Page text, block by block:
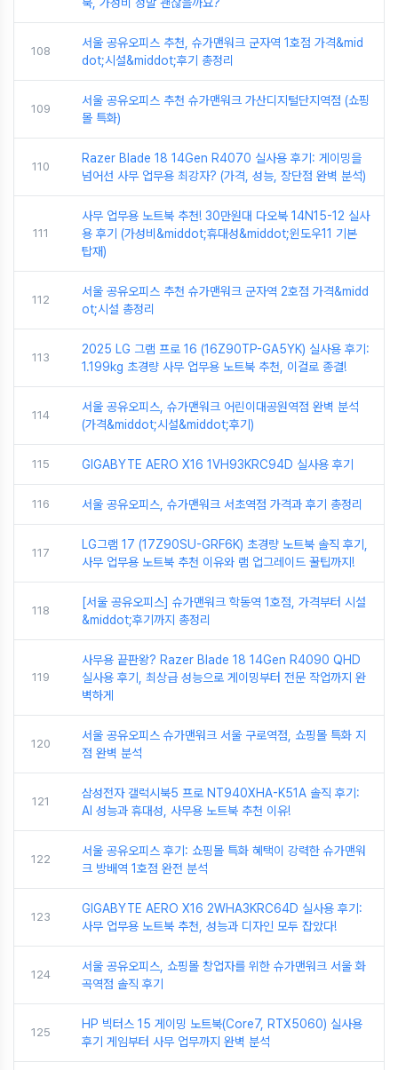
108
서울 공유오피스 추천, 슈가맨워크 군자역 1호점 가격&mid
dot;시설&middot;후기 총정리
109
서울 공유오피스 추천 슈가맨워크 가산디지털단지역점 (쇼핑
몰 특화)
110
Razer Blade 18 14Gen R4070 실사용 후기: 게이밍을
넘어선 사무 업무용 최강자? (가격, 성능, 장단점 완벽 분석)
111
사무 업무용 노트북 추천! 30만원대 다오북 14N15-12 실사
용 후기 (가성비&middot;휴대성&middot;윈도우11 기본
탑재)
112
서울 공유오피스 추천 슈가맨워크 군자역 2호점 가격&midd
ot;시설 총정리
113
2025 LG 그램 프로 16 (16Z90TP-GA5YK) 실사용 후기:
1.199kg 초경량 사무 업무용 노트북 추천, 이걸로 종결!
114
서울 공유오피스, 슈가맨워크 어린이대공원역점 완벽 분석
(가격&middot;시설&middot;후기)
115 GIGABYTE AERO X16 1VH93KRC94D 실사용 후기
116 서울 공유오피스, 슈가맨워크 서초역점 가격과 후기 총정리
117
LG그램 17 (17Z90SU-GRF6K) 초경량 노트북 솔직 후기,
사무 업무용 노트북 추천 이유와 램 업그레이드 꿀팁까지!
118
[서울 공유오피스] 슈가맨워크 학동역 1호점, 가격부터 시설
&middot;후기까지 총정리
119
사무용 끝판왕? Razer Blade 18 14Gen R4090 QHD
실사용 후기, 최상급 성능으로 게이밍부터 전문 작업까지 완
벽하게
120
서울 공유오피스 슈가맨워크 서울 구로역점, 쇼핑몰 특화 지
점 완벽 분석
121
삼성전자 갤럭시북5 프로 NT940XHA-K51A 솔직 후기:
AI 성능과 휴대성, 사무용 노트북 추천 이유!
122
서울 공유오피스 후기: 쇼핑몰 특화 혜택이 강력한 슈가맨워
크 방배역 1호점 완전 분석
123
GIGABYTE AERO X16 2WHA3KRC64D 실사용 후기:
사무 업무용 노트북 추천, 성능과 디자인 모두 잡았다!
124
서울 공유오피스, 쇼핑몰 창업자를 위한 슈가맨워크 서울 화
곡역점 솔직 후기
125
HP 빅터스 15 게이밍 노트북(Core7, RTX5060) 실사용
후기 게임부터 사무 업무까지 완벽 분석